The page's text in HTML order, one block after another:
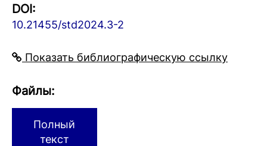
DOI:
10.21455/std2024.3-2
Показать библиографическую ссылку
Файлы:
Полный
текст